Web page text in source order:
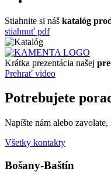
Stiahnite si náš katalóg
stiahnuť pdf
Krátka prezentácia našej
Prehrať video
Potrebujete
Napíšte nám alebo
Všetky kontakty
Bošany-Baštín